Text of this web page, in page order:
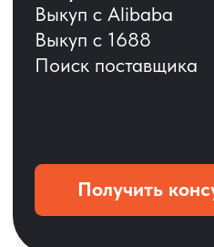
ОСТАВЬТЕ ЗАЯВКУ
Мы вернёмся с расчётом и
технической проверки
+7